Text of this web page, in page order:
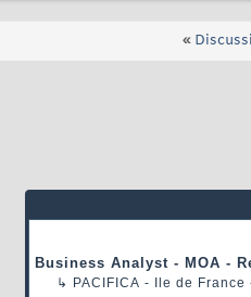
«
Business Analyst - MOA -
↳ PACIFICA - Ile de France